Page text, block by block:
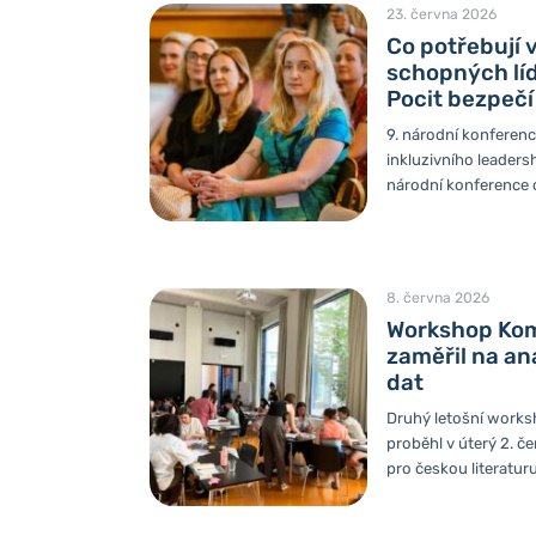
23. června 2026
Co potřebují
schopných
Pocit
9. národní
inkluzivního
národní konference
flexibilita nejsou
základní podmínka
Téma férového
kritické pro budoucí
stvrdily hned...
8. června 2026
Workshop
zaměřil na
dat
Druhý letošní
proběhl v úterý 2.
pro českou